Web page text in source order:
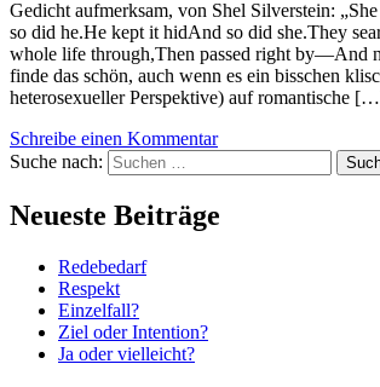
Gedicht aufmerksam, von Shel Silverstein:
so did he.He kept it hidAnd so did she.They
whole life through,Then passed right by—And
finde das schön, auch wenn es ein bisschen
heterosexueller Perspektive) auf romantische
Schreibe einen Kommentar
Suche nach:
Neueste Beiträge
Redebedarf
Respekt
Einzelfall?
Ziel oder Intention?
Ja oder vielleicht?